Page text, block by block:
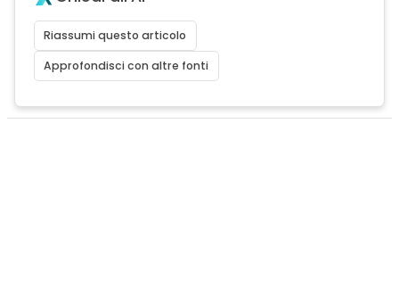
Riassumi questo articolo
Approfondisci con altre fonti